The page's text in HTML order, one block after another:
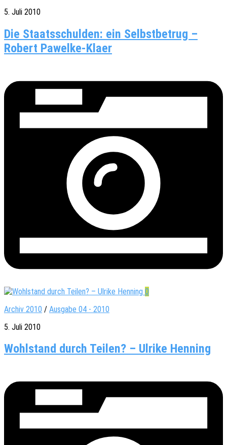
5. Juli 2010
Die Staatsschulden: ein Selbstbetrug –
Robert Pawelke-Klaer
0
Archiv 2010 / Ausgabe 04 - 2010
5. Juli 2010
Wohlstand durch Teilen? – Ulrike Henning